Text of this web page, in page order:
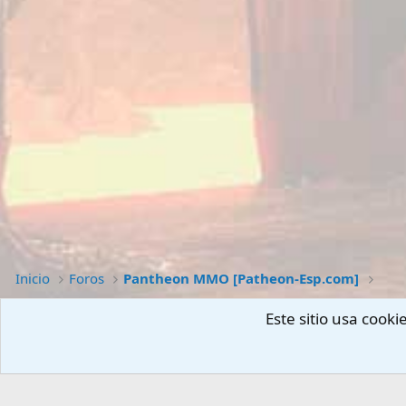
Inicio Foros Pantheon MMO [Patheon-Esp.com]
Este sitio usa